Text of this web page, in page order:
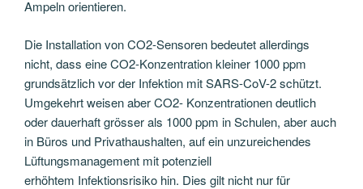
Ampeln orientieren.
Die Installation von CO2-Sensoren bedeutet allerdings
nicht, dass eine CO2-Konzentration kleiner 1000 ppm
grundsätzlich vor der Infektion mit SARS-CoV-2 schützt.
Umgekehrt weisen aber CO2- Konzentrationen deutlich
oder dauerhaft grösser als 1000 ppm in Schulen, aber auch
in Büros und Privathaushalten, auf ein unzureichendes
Lüftungsmanagement mit potenziell
erhöhtem Infektionsrisiko hin. Dies gilt nicht nur für